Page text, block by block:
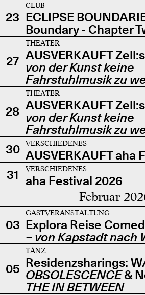
23
CLUB
ECLIPSE
Boundary - Chapter
27
THEATER
AUSVERKAUFT
von der Kunst keine
Fahrstuhlmusik zu
28
THEATER
AUSVERKAUFT
von der Kunst keine
Fahrstuhlmusik zu
30
VERSCHIEDENES
AUSVERKAUFT aha
31
VERSCHIEDENES
aha Festival 2026
Februar
03
GASTVERANSTALTUNG
Explora Reise
– von Kapstadt nach
05
TANZ
Residenzsharings:
OBSOLESCENCE&
THE IN BETWEEN